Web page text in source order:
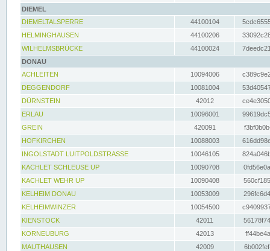
DIEMEL
DIEMELTALSPERRE
44100104
HELMINGHAUSEN
44100206
WILHELMSBRÜCKE
44100024
DONAU
ACHLEITEN
10094006
DEGGENDORF
10081004
DÜRNSTEIN
42012
ERLAU
10096001
GREIN
420091
HOFKIRCHEN
10088003
INGOLSTADT LUITPOLDSTRASSE
10046105
KACHLET SCHLEUSE UP
10090708
KACHLET WEHR UP
10090408
KELHEIM DONAU
10053009
KELHEIMWINZER
10054500
KIENSTOCK
42011
KORNEUBURG
42013
MAUTHAUSEN
42009